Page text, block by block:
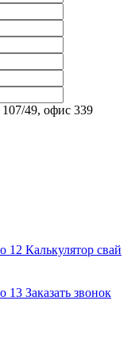
49, офис 339
Калькулятор свай
Заказать звонок